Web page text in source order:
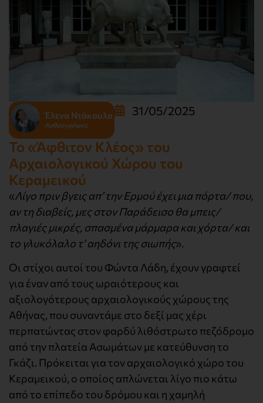
Έλενα Ντάκουλα
Αρθρογράφος
31/05/2025
Το «Άφθιτον Κλέος» του
Αρχαιολογικού Χώρου του
Κεραμεικού
«Λίγο πριν βγεις απ’ την Ερμού έχει μια πόρτα/ που,
αν τη διαβείς, μες στον Παράδεισο θα μπεις/
πλαγιές μικρές, σπασμένα μάρμαρα και χόρτα/ και
το γλυκόλαλο τ’ αηδόνι της σιωπής».
Οι στίχοι αυτοί του Φώντα Λάδη, έχουν γραφτεί
για έναν από τους ωραιότερους και
αξιολογότερους αρχαιολογικούς χώρους της
Αθήνας, που συναντάμε στο δεξί μας χέρι
περπατώντας στον φαρδύ λιθόστρωτο πεζόδρομο
από την πλατεία Ασωμάτων με κατεύθυνση το
Γκάζι. Πρόκειται για τον αρχαιολογικό χώρο του
Κεραμεικού, ο οποίος απλώνεται λίγο πιο κάτω
από το επίπεδο του δρόμου και η χαμηλή